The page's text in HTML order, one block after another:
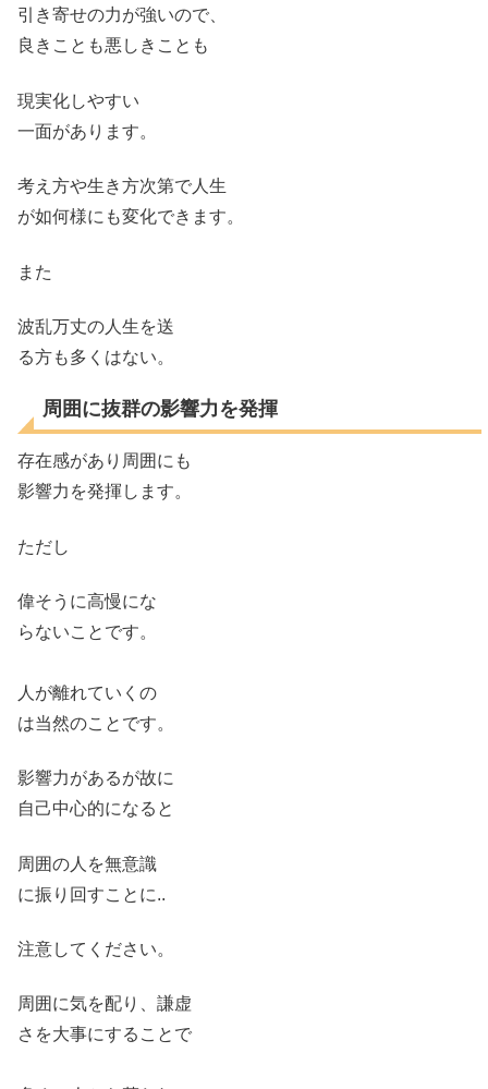
引き寄せの力が強いので、
良きことも悪しきことも
現実化しやすい
一面があります。
考え方や生き方次第で人生
が如何様にも変化できます。
また
波乱万丈の人生を送
る方も多くはない。
周囲に抜群の影響力を発揮
存在感があり周囲にも
影響力を発揮します。
ただし
偉そうに高慢にな
らないことです。
人が離れていくの
は当然のことです。
影響力があるが故に
自己中心的になると
周囲の人を無意識
に振り回すことに..
注意してください。
周囲に気を配り、謙虚
さを大事にすることで